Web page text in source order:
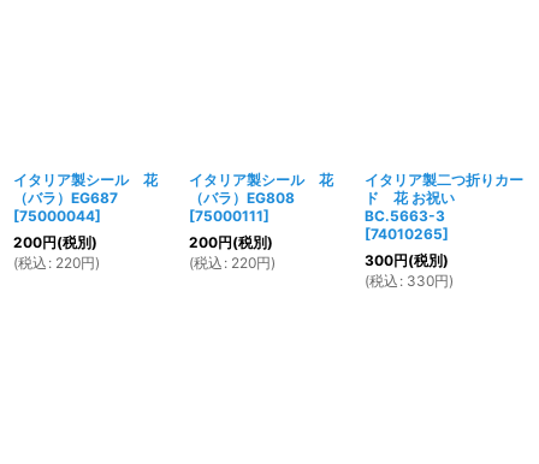
イタリア製シール 花
（バラ）EG687
[75000044]
200円(税別)
(税込 : 220円)
イタリア製シール 花
（バラ）EG808
[75000111]
200円(税別)
(税込 : 220円)
イタリア製二つ折りカー
ド 花 お祝い
BC.5663-3
[74010265]
300円(税別)
(税込 : 330円)